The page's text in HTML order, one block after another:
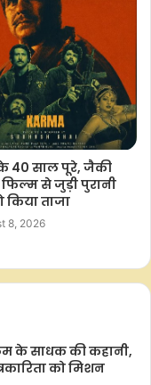
40 साल पूरे, जैकी
फिल्म से जुड़ी पुरानी
किया ताजा
8, 2026
के साधक की कहानी,
को मिशन